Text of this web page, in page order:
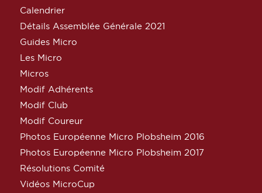
Calendrier
Détails Assemblée Générale 2021
Guides Micro
Les Micro
Micros
Modif Adhérents
Modif Club
Modif Coureur
Photos Européenne Micro Plobsheim 2016
Photos Européenne Micro Plobsheim 2017
Résolutions Comité
Vidéos MicroCup